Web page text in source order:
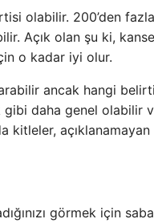
olabilir. 200’den
Açık olan şu ki,
o kadar iyi olur.
ancak hangi
daha genel olabilir
kitleler,
görmek için